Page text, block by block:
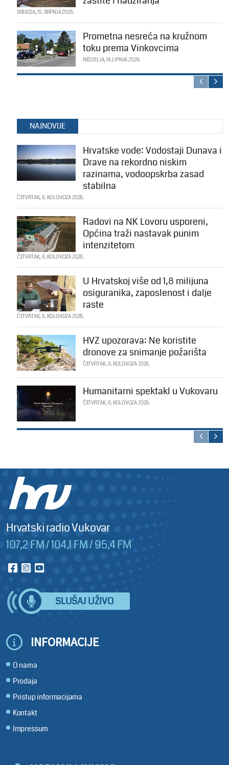
SRIJEDA, 15. SRPNJA 2026.
Prometna nesreća na kružnom
toku prema Vinkovcima
NEDJELJA, 14. LIPNJA 2026.
NAJNOVIJE
Hrvatske vode: Vodostaji Dunava i
Drave na rekordno niskim
razinama, vodoopskrba zasad
stabilna
ČETVRTAK, 6. KOLOVOZA 2026.
Radovi na NK Lovoru usporeni,
Općina traži nastavak punim
intenzitetom
ČETVRTAK, 6. KOLOVOZA 2026.
U Hrvatskoj više od 1,8 milijuna
osiguranika, zaposlenost i dalje
raste
ČETVRTAK, 6. KOLOVOZA 2026.
HVZ upozorava: Ne koristite
dronove za snimanje požarišta
ČETVRTAK, 6. KOLOVOZA 2026.
Humanitarni spektakl u Vukovaru
ČETVRTAK, 6. KOLOVOZA 2026.
Hrvatski radio Vukovar
107,2 FM / 104,1 FM / 95,4 FM
SLUŠAJ UŽIVO
INFORMACIJE
O nama
Prodaja
Pristup informacijama
Kontakt
Impressum